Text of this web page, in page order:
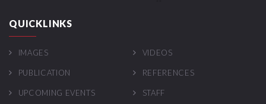
QUICKLINKS
IMAGES VIDEOS
PUBLICATION REFERENCES
UPCOMING EVENTS STAFF